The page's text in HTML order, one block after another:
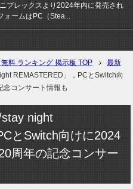
プレックスより2024年内に発売され
ームはPC（Stea...
料 ランキング 掲示板 TOP
最新
REMASTERED」，PCとSwitch向
コンサート情報も
night
とSwitch向けに2024
周年の記念コンサー